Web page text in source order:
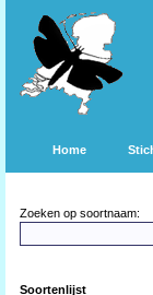
Home
Zoeken op soortnaam:
Soortenlijst